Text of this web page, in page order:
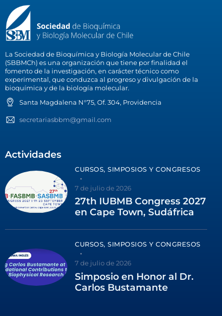
La Sociedad de Bioquímica y Biología Molecular de Chile
(SBBMCh) es una organización que tiene por finalidad el
fomento de la investigación, en carácter técnico como
experimental, que conduzca al progreso y divulgación de la
bioquímica y de la biología molecular.
Santa Magdalena N°75, Of. 304, Providencia
secretariasbbm@gmail.com
Actividades
CURSOS, SIMPOSIOS Y CONGRESOS
7 de julio de 2026
27th IUBMB Congress 2027
en Cape Town, Sudáfrica
CURSOS, SIMPOSIOS Y CONGRESOS
7 de julio de 2026
Simposio en Honor al Dr.
Carlos Bustamante